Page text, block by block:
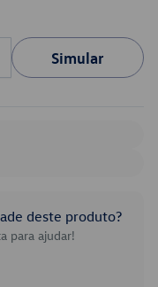
Simular
deste produto?
para ajudar!